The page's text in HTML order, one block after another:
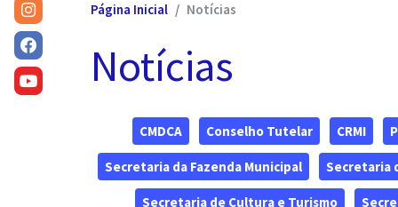
Página Inicial Notícias
Notícias
CMDCA Conselho Tutelar CRMI
Secretaria da Fazenda Municipal Secretaria
Secretaria de Cultura e Turismo